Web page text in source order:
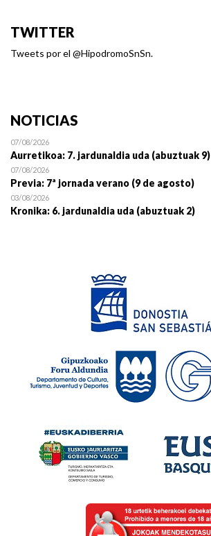
TWITTER
Tweets por el @HipodromoSnSn.
NOTICIAS
07/08/2026
Aurretikoa: 7. jardunaldia uda (abuztuak 9)
07/08/2026
Previa: 7ª jornada verano (9 de agosto)
03/08/2026
Kronika: 6. jardunaldia uda (abuztuak 2)